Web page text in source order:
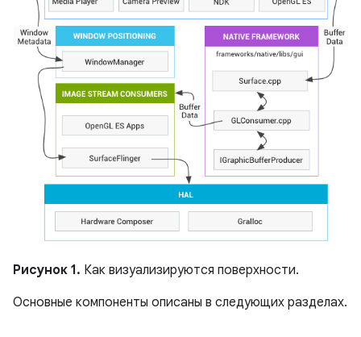
Рисунок 1. Как визуализируются поверхности.
Основные компоненты описаны в следующих разделах.